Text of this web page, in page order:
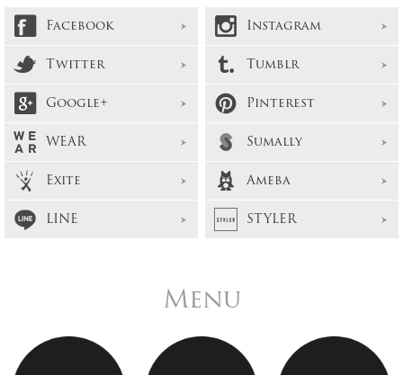
Facebook
Instagram
Twitter
Tumblr
Google+
Pinterest
WEAR
Sumally
Exite
Ameba
LINE
STYLER
Menu